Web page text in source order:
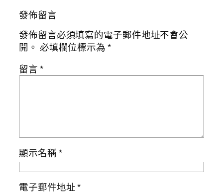
發佈留言
發佈留言必須填寫的電子郵件地址不會公
開。 必填欄位標示為*
留言*
顯示名稱*
電子郵件地址*